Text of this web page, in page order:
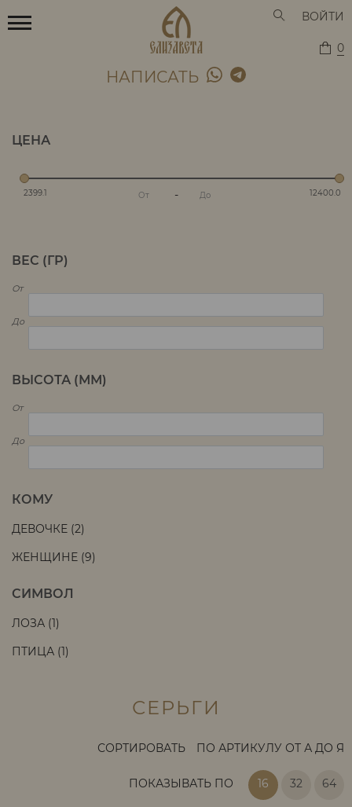
ВОЙТИ
0
НАПИСАТЬ
ЦЕНА
-
2399.1 12400.0
ВЕС (ГР)
От
До
ВЫСОТА (ММ)
От
До
КОМУ
ДЕВОЧКЕ (2)
ЖЕНЩИНЕ (9)
СИМВОЛ
ЛОЗА (1)
ПТИЦА (1)
СЕРЬГИ
СОРТИРОВАТЬ ПО АРТИКУЛУ ОТ А ДО Я
ПОКАЗЫВАТЬ ПО 16 32 64